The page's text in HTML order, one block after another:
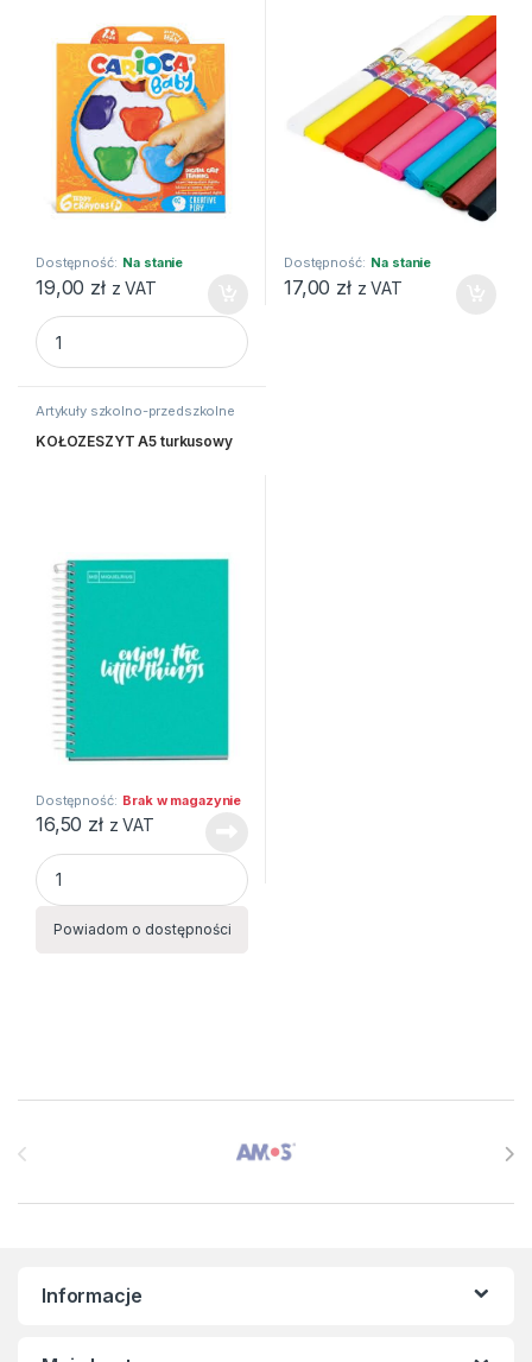
Dostępność: Na stanie
19,00 zł z VAT
Kredki Misiaki BABY dla dzieci 1+, 6 kol. quantity
Dostępność: Na stanie
17,00 zł z VAT
Artykuły szkolno-przedszkolne
KOŁOZESZYT A5 turkusowy
Dostępność: Brak w magazynie
16,50 zł z VAT
KOŁOZESZYT A5 turkusowy quantity
Powiadom o dostępności
Informacje